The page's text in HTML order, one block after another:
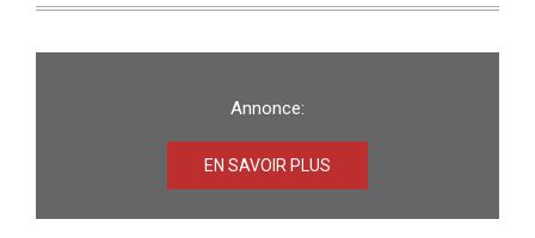
Annonce:
EN SAVOIR PLUS